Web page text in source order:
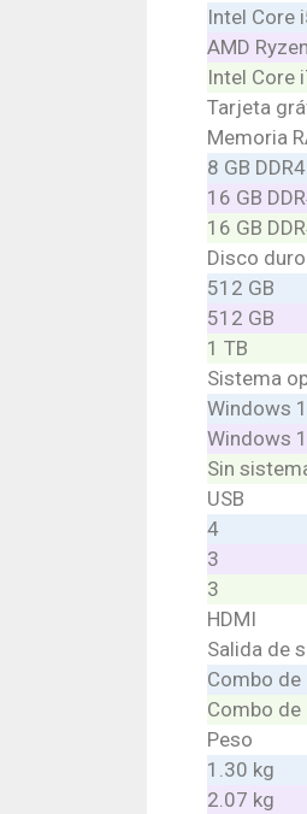
Intel Core
AMD
Intel Core
Tarjeta
Memoria
8 GB
16 GB
16 GB
Disco duro
512 GB
512 GB
1 TB
Sistema
Windows
Windows
Sin
USB
4
3
3
HDMI
Salida de
Combo
Combo
Peso
1.30 kg
2.07 kg